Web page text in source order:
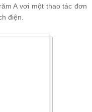
A vơi một thao tác đơn
điện.